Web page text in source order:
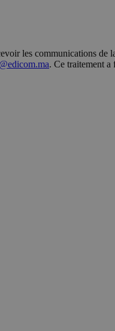
les communications
. Ce traitement